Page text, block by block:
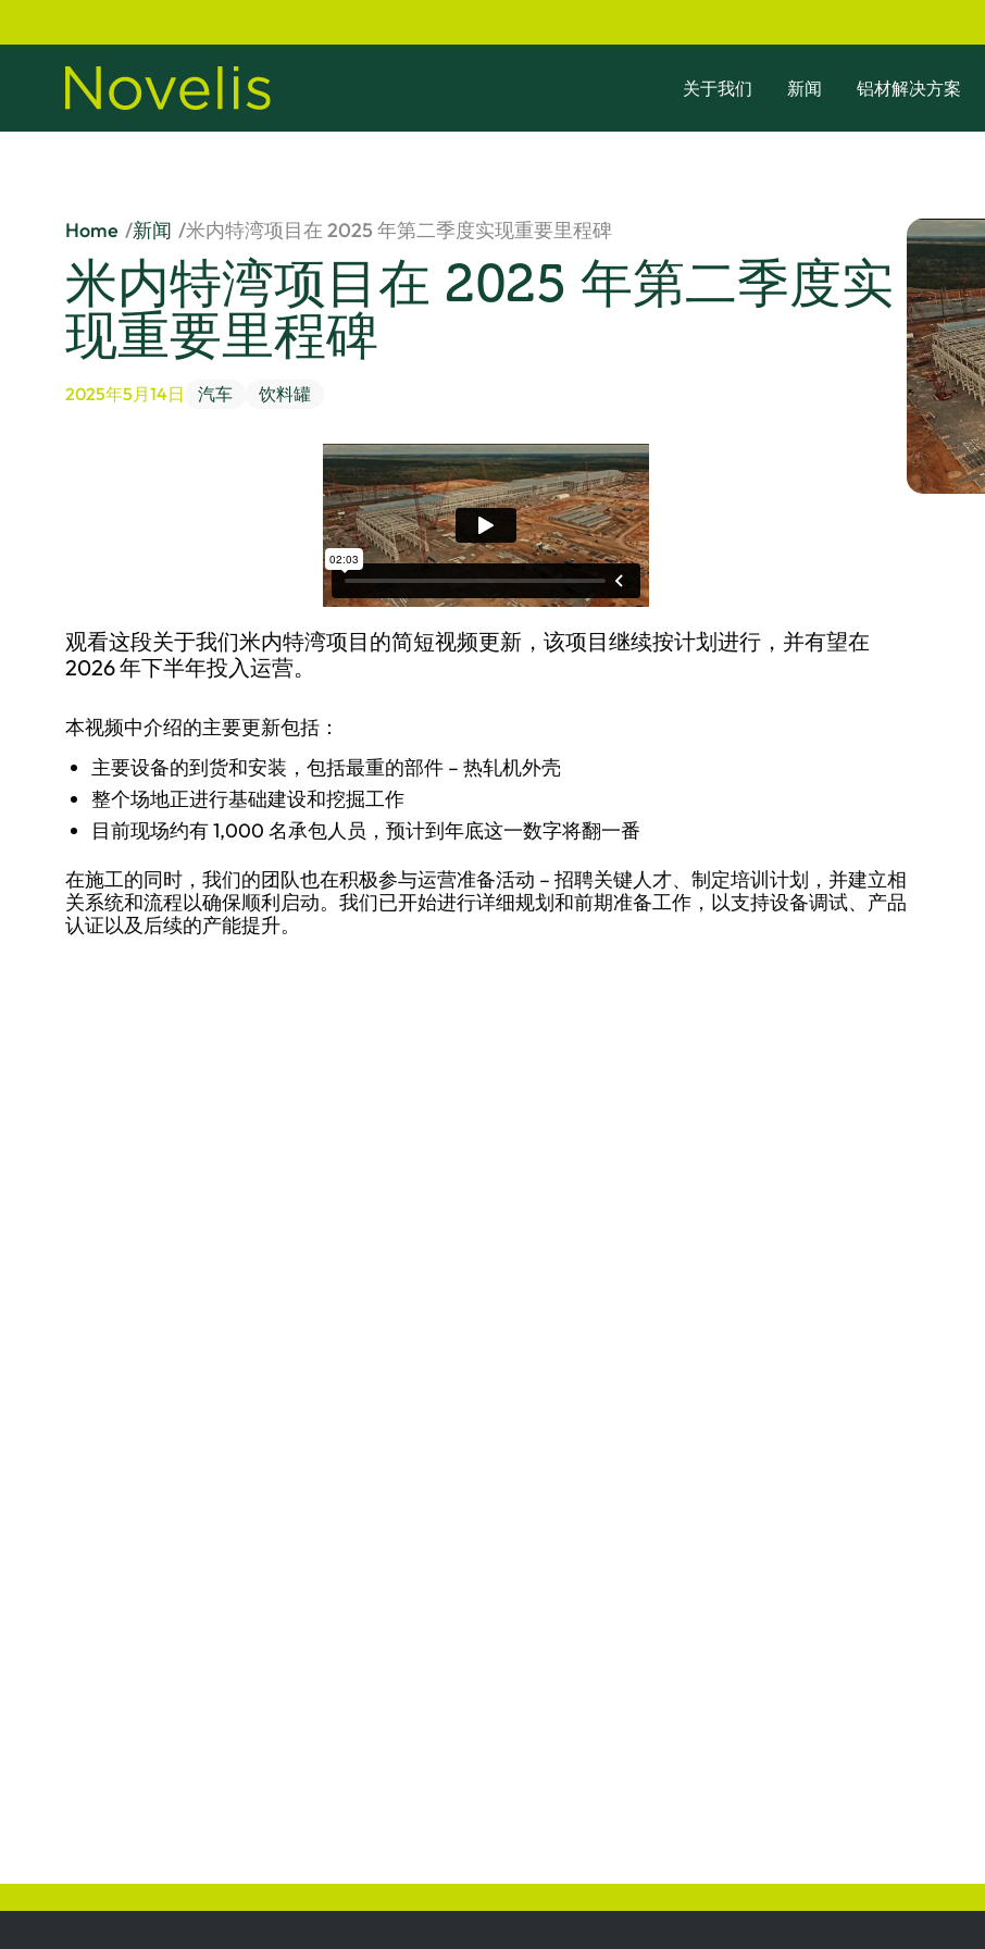
关于我们 新闻 铝材解决方案
Home 新闻 米内特湾项目在 2025 年第二季度实现重要里程碑
米内特湾项目在 2025 年第二季度实
现重要里程碑
2025年5月14日 汽车 饮料罐
观看这段关于我们米内特湾项目的简短视频更新，该项目继续按计划进行，并有望在
2026 年下半年投入运营。
本视频中介绍的主要更新包括：
主要设备的到货和安装，包括最重的部件 – 热轧机外壳
整个场地正进行基础建设和挖掘工作
目前现场约有 1,000 名承包人员，预计到年底这一数字将翻一番
在施工的同时，我们的团队也在积极参与运营准备活动 – 招聘关键人才、制定培训计划，并建立相
关系统和流程以确保顺利启动。我们已开始进行详细规划和前期准备工作，以支持设备调试、产品
认证以及后续的产能提升。